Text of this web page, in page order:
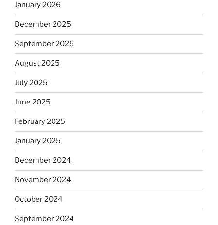
January 2026
December 2025
September 2025
August 2025
July 2025
June 2025
February 2025
January 2025
December 2024
November 2024
October 2024
September 2024